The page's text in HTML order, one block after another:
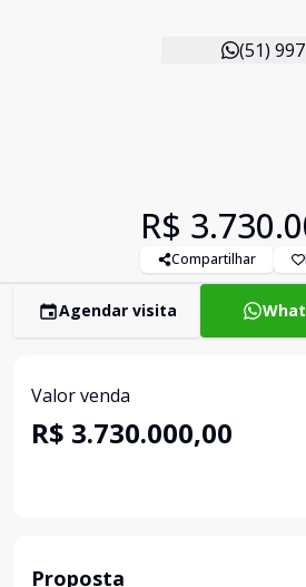
(51)
R$
Compartilhar
Agendar visita
Valor venda
R$ 3.730.000,00
Proposta